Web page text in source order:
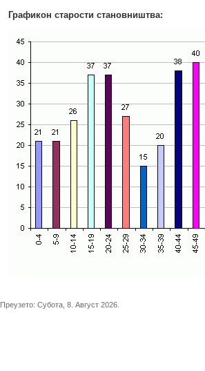
Графикон старости становништва:
Преузето: Субота, 8. Август 2026.